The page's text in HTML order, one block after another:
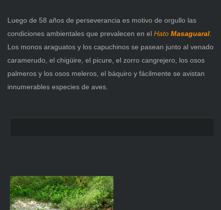
Luego de 58 años de perseverancia es motivo de orgullo las
condiciones ambientales que prevalecen en el Hato Masaguaral.
Los monos araguatos y los capuchinos se pasean junto al venado
caramerudo, el chigüire, el picure, el zorro cangrejero, los osos
palmeros y los osos meleros, el báquiro y fácilmente se avistan
innumerables especies de aves.